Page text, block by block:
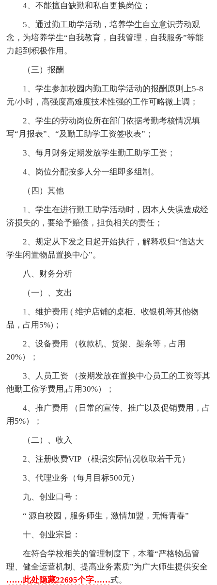
4、不能擅自缺勤和私自更换岗位；
5、通过勤工助学活动，培养学生自立意识劳动观
念，为培养学生“自我教育，自我管理，自我服务”等能
力起到积极作用。
（三）报酬
1、学生参加校园内勤工助学活动的报酬原则上5-8
元/小时，高强度高难度技术性强的工作可略微上调；
2、学生的劳动岗位所在部门依据考勤考核情况填
写“月报表”、“及勤工助学工资签收表”；
3、每月财务定期发放学生勤工助学工资；
4、岗位分配按多人分一组即多组制。
（四）其他
1、学生在进行勤工助学活动时，因本人失误造成经
济损失的，要给予赔偿，担负相关的责任；
2、规定从下发之日起开始执行，解释权归“信达大
学生闲置物品置换中心”。
八、财务分析
（一）、支出
1、维护费用 ( 维护店铺的桌柜、收银机等其他物
品，占用5%)；
2、设备费用 （收款机、货架、架条等，占用
20%）；
3、人员工资 （按期发放在置换中心员工的工资等其
他勤工俭学费用,占用30%）；
4、推广费用 （日常的宣传、推广以及促销费用，占
用5%）；
（二）、收入
2、注册收费VIP （根据实际情况收取若干元）
3、代理业务（每月目标500元）
九、创业口号：
“ 源自校园，服务师生，激情加盟，无悔青春”
十、创业宗旨：
在符合学校相关的管理制度下，本着“严格物品管
理、健全运营机制、提高业务素质”为广大师生提供安全
……此处隐藏22695个字……式。